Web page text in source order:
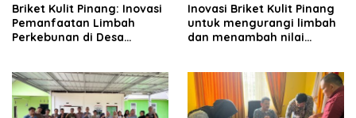
Briket Kulit Pinang: Inovasi
Pemanfaatan Limbah
Perkebunan di Desa
Inovasi Briket Kulit Pinang
untuk mengurangi limbah
dan menambah nilai